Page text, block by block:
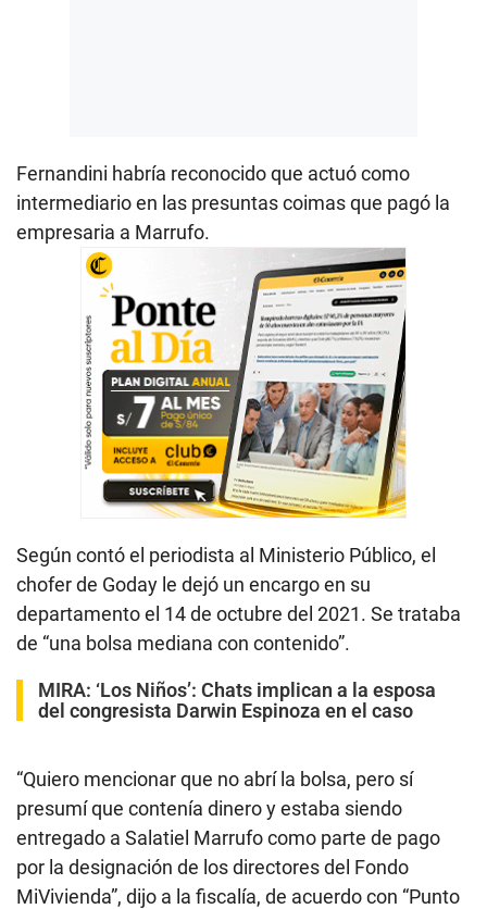
Fernandini habría reconocido que actuó como
intermediario en las presuntas coimas que pagó la
empresaria a Marrufo.
Según contó el periodista al Ministerio Público, el
chofer de Goday le dejó un encargo en su
departamento el 14 de octubre del 2021. Se trataba
de “una bolsa mediana con contenido”.
MIRA: ‘Los Niños’: Chats implican a la esposa
del congresista Darwin Espinoza en el caso
“Quiero mencionar que no abrí la bolsa, pero sí
presumí que contenía dinero y estaba siendo
entregado a Salatiel Marrufo como parte de pago
por la designación de los directores del Fondo
MiVivienda”, dijo a la fiscalía, de acuerdo con “Punto